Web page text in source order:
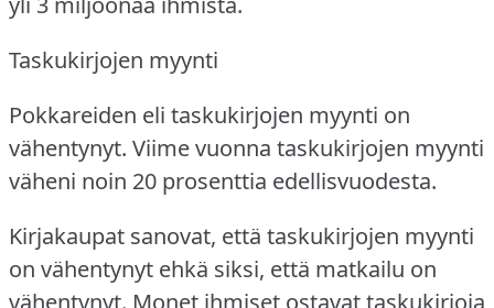
Taskukirjojen myynti
Pokkareiden eli taskukirjojen myynti on
vähentynyt. Viime vuonna taskukirjojen myynti
väheni noin 20 prosenttia edellisvuodesta.
Kirjakaupat sanovat, että taskukirjojen myynti
on vähentynyt ehkä siksi, että matkailu on